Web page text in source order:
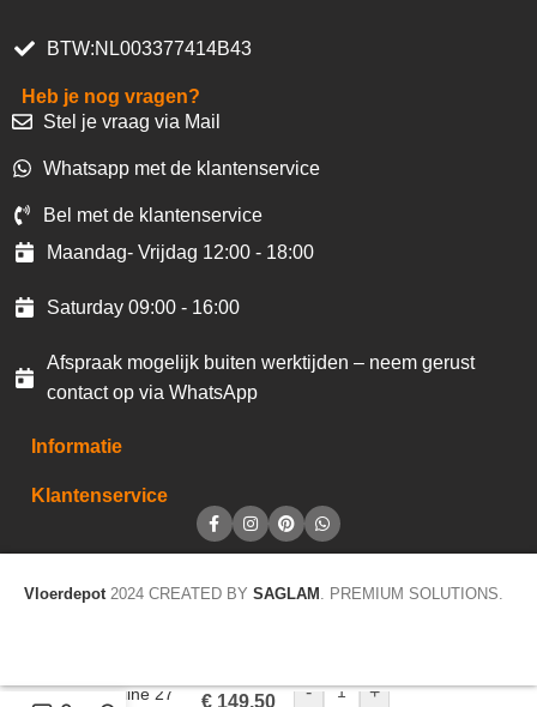
BTW:NL003377414B43
Heb je nog vragen?
Stel je vraag via Mail
Whatsapp met de klantenservice
Bel met de klantenservice
Maandag- Vrijdag 12:00 - 18:00
Saturday 09:00 - 16:00
Afspraak mogelijk buiten werktijden – neem gerust
contact op via WhatsApp
Informatie
Klantenservice
Vloerdepot 2024 CREATED BY SAGLAM . PREMIUM SOLUTIONS.
Homeline 27
€ 149,50 - +